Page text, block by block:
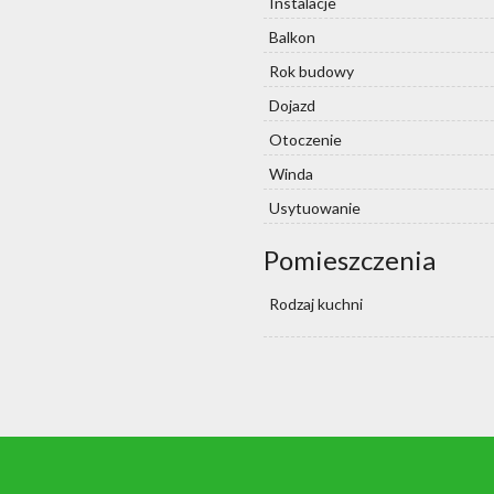
Balkon
Rok budowy
Dojazd
Otoczenie
Winda
Usytuowanie
Pomieszczenia
Rodzaj kuchni